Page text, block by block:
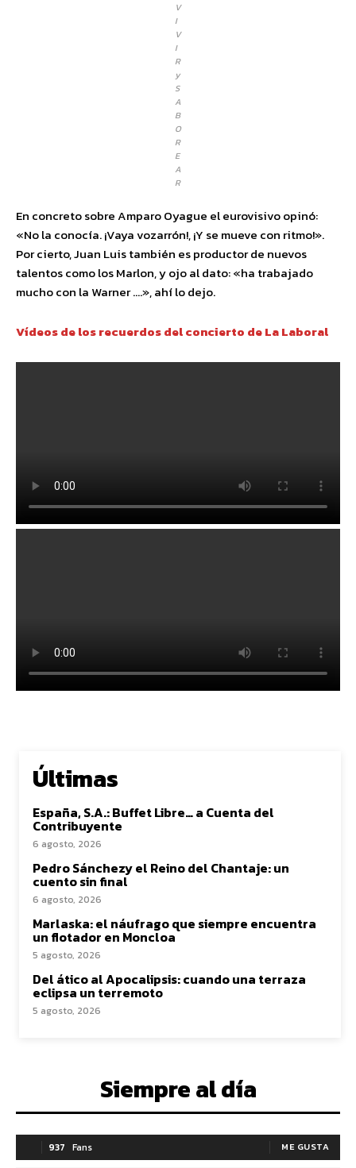
V
I
V
I
R
y
S
A
B
O
R
E
A
R
En concreto sobre Amparo Oyague el eurovisivo opinó:
«No la conocía. ¡Vaya vozarrón!, ¡Y se mueve con ritmo!».
Por cierto, Juan Luis también es productor de nuevos
talentos como los Marlon, y ojo al dato: «ha trabajado
mucho con la Warner ….», ahí lo dejo.
Vídeos de losrecuerdos del concierto de La Laboral
Últimas
España, S.A.: Buffet Libre… a Cuenta del
Contribuyente
6 agosto, 2026
Pedro Sánchezy el Reino del Chantaje: un
cuento sin final
6 agosto, 2026
Marlaska: el náufrago que siempre encuentra
un flotador en Moncloa
5 agosto, 2026
Del ático al Apocalipsis: cuando una terraza
eclipsa un terremoto
5 agosto, 2026
Siempre al día
937 Fans ME GUSTA